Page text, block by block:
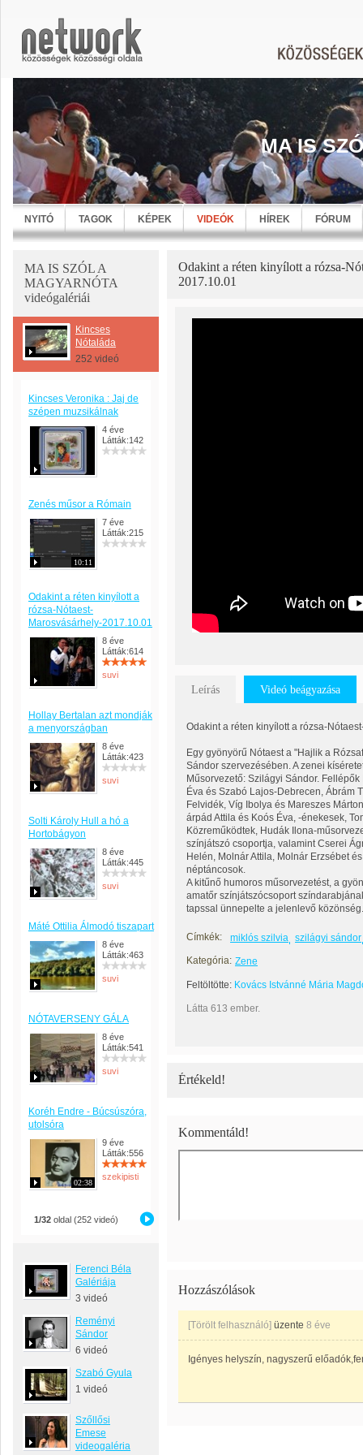
MA IS
NYITÓ TAGOK KÉPEK VIDEÓK HÍREK FÓRUM
MA IS SZÓL A
MAGYARNÓTA
videógalériái
Kincses
Nótaláda
252 videó
Kincses Veronika : Jaj de
szépen muzsikálnak
4 éve
Látták:142
Zenés műsor a Rómain
10:11
7 éve
Látták:215
Odakint a réten kinyílott a
rózsa-Nótaest-
Marosvásárhely-2017.10.01
8 éve
Látták:614
suvi
Hollay Bertalan azt mondják
a menyországban
8 éve
Látták:423
suvi
Solti Károly Hull a hó a
Hortobágyon
8 éve
Látták:445
suvi
Máté Ottilia Álmodó tiszapart
8 éve
Látták:463
suvi
NÓTAVERSENY GÁLA
8 éve
Látták:541
suvi
Koréh Endre - Búcsúszóra,
utolsóra
02:38
9 éve
Látták:556
szekipisti
1/32 oldal (252 videó)
Ferenci Béla
Galériája
3 videó
Reményi
Sándor
6 videó
Szabó Gyula
1 videó
Szőllősi
Emese
videogaléria
Odakint a réten kinyílott a rózsa-
2017.10.01
Leírás Videó beágyazása
Odakint a réten kinyílott a rózsa-
Egy gyönyörű Nótaest a "Hajlik a
Sándor szervezésében. A zenei
Műsorvezető: Szilágyi Sándor.
Éva és Szabó Lajos-Debrecen, Ábrám
Felvidék, Víg Ibolya és Mareszes
árpád Attila és Koós Éva, -énekesek,
Közreműködtek, Hudák Ilona-
színjátszó csoportja, valamint Cserei
Helén, Molnár Attila, Molnár Erzsébet
néptáncosok.
A kitűnő humoros műsorvezetést, a
amatőr színjátszócsoport
tapssal ünnepelte a jelenlevő közönség.
Címkék: miklós szilvia szilágyi sándor
Kategória: Zene
Feltöltötte: Kovács Istvánné Mária
Látta 613 ember.
Értékeld!
Kommentáld!
Hozzászólások
[Törölt felhasználó] üzente 8 éve
Igényes helyszín, nagyszerű